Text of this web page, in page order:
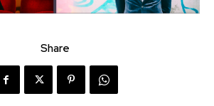
Share